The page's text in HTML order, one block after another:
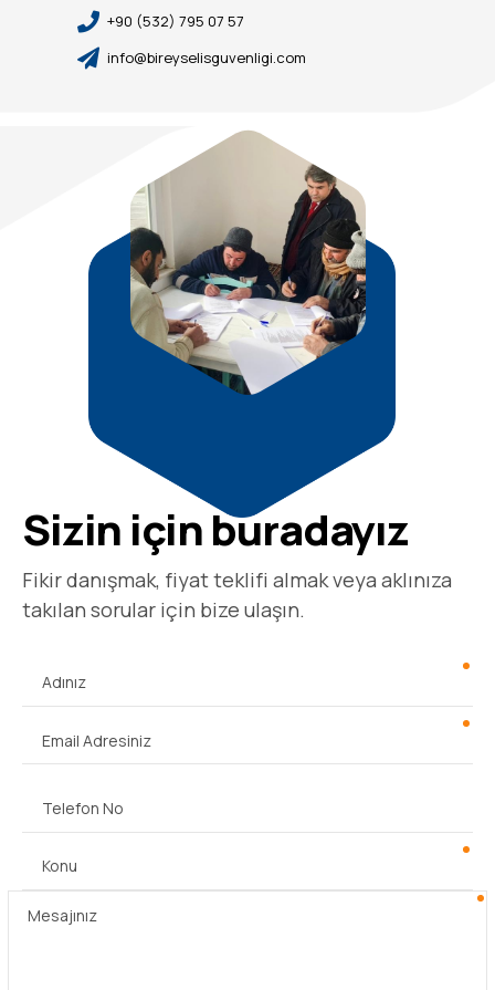
+90 (532) 795 07 57
info@bireyselisguvenligi.com
Sizin için buradayız
Fikir danışmak, fiyat teklifi almak veya aklınıza
takılan sorular için bize ulaşın.